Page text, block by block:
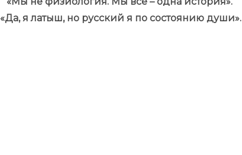
«Да, я латыш, но русский я по состоянию души».